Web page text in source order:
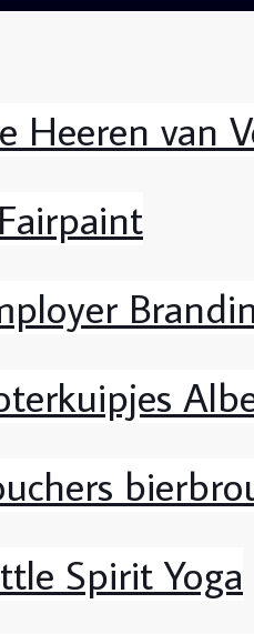
Heeren van
Spirit Yoga